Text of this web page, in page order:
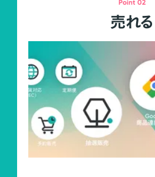
Point 02
売れる